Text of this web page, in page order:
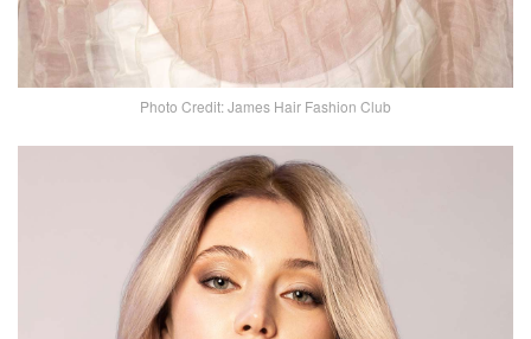
Photo Credit: James Hair Fashion Club